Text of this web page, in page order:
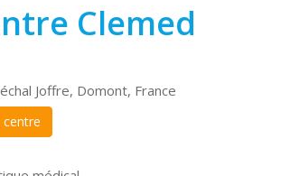
Clemed
Joffre, Domont, France